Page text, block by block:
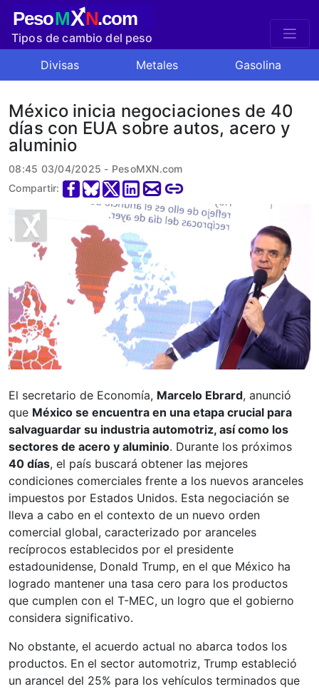
PesoMXN.com
Tipos de cambio del peso
Divisas Metales Gasolina
México inicia negociaciones de 40
días con EUA sobre autos, acero y
aluminio
08:45 03/04/2025 - PesoMXN.com
Compartir:
El secretario de Economía, Marcelo Ebrard, anunció
que México se encuentra en una etapa crucial para
salvaguardar su industria automotriz, así como los
sectores de acero y aluminio. Durante los próximos
40 días, el país buscará obtener las mejores
condiciones comerciales frente a los nuevos aranceles
impuestos por Estados Unidos. Esta negociación se
lleva a cabo en el contexto de un nuevo orden
comercial global, caracterizado por aranceles
recíprocos establecidos por el presidente
estadounidense, Donald Trump, en el que México ha
logrado mantener una tasa cero para los productos
que cumplen con el T-MEC, un logro que el gobierno
considera significativo.
No obstante, el acuerdo actual no abarca todos los
productos. En el sector automotriz, Trump estableció
un arancel del 25% para los vehículos terminados que